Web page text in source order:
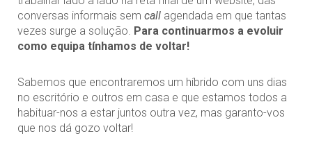
conversas informais sem call agendada em que tantas
vezes surge a solução. Para continuarmos a evoluir
como equipa tínhamos de voltar!
Sabemos que encontraremos um híbrido com uns dias
no escritório e outros em casa e que estamos todos a
habituar-nos a estar juntos outra vez, mas garanto-vos
que nos dá gozo voltar!